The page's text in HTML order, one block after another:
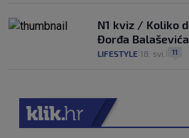
N1 kviz / Koliko
Đorđa
LIFESTYLE 18. svi. 11